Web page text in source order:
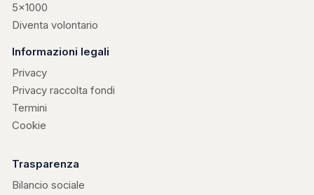
5×1000
Diventa volontario
Informazioni legali
Privacy
Privacy raccolta fondi
Termini
Cookie
Trasparenza
Bilancio sociale